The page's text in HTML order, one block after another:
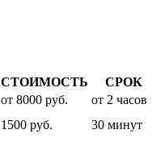
СТОИМОСТЬ
СРОК
от 8000 руб.
от 2 часов
1500 руб.
30 минут